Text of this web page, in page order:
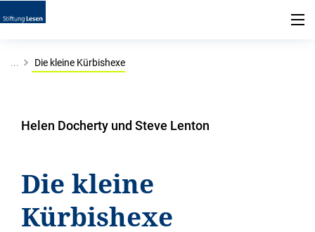
... Die kleine Kürbishexe
Helen Docherty und Steve Lenton
Die kleine
Kürbishexe